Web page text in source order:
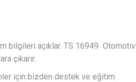
bilgileri açıklar. TS 16949 Otomotıv
çıkarır.
için bizden destek ve eğitim